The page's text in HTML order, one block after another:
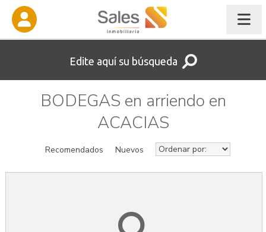
Edite aquí su búsqueda
BODEGAS en arriendo en
ACACIAS
Recomendados Nuevos